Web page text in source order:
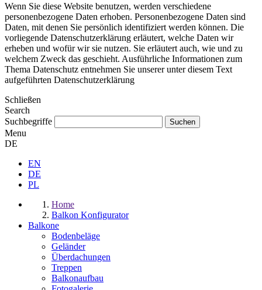
Wenn Sie diese Website benutzen, werden verschiedene
personenbezogene Daten erhoben. Personenbezogene Daten sind
Daten, mit denen Sie persönlich identifiziert werden können. Die
vorliegende Datenschutzerklärung erläutert, welche Daten wir
erheben und wofür wir sie nutzen. Sie erläutert auch, wie und zu
welchem Zweck das geschieht. Ausführliche Informationen zum
Thema Datenschutz entnehmen Sie unserer unter diesem Text
aufgeführten Datenschutzerklärung
Schließen
Search
Suchbegriffe
Menu
DE
EN
DE
PL
Home
Balkon Konfigurator
Balkone
Bodenbeläge
Geländer
Überdachungen
Treppen
Balkonaufbau